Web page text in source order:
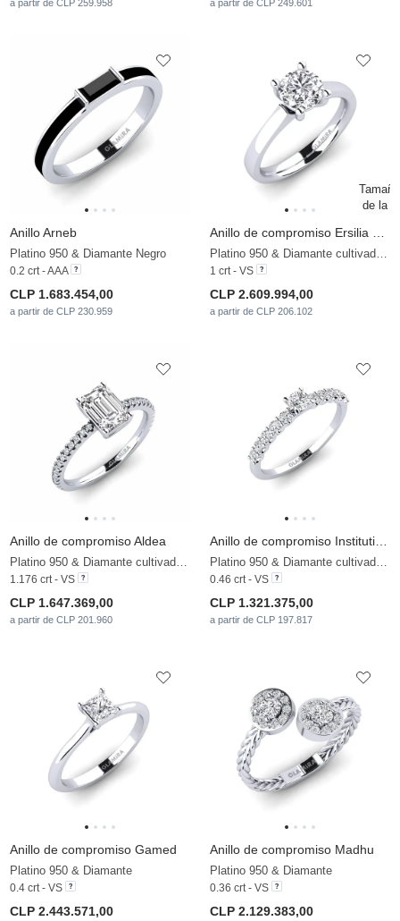
a partir de CLP 259.958 a partir de CLP 249.601
Anillo Arneb
Platino 950 & Diamante Negro
0.2 crt - AAA
CLP 1.683.454,00
a partir de CLP 230.959
1 crt - VS
CLP 2.609.994,00
a partir de CLP 206.102
Anillo de compromiso Aldea
1.176 crt - VS
CLP 1.647.369,00
a partir de CLP 201.960
0.46 crt - VS
CLP 1.321.375,00
a partir de CLP 197.817
Anillo de compromiso Gamed
Platino 950 & Diamante
0.4 crt - VS
CLP 2.443.571,00
Anillo de compromiso Madhu
Platino 950 & Diamante
0.36 crt - VS
CLP 2.129.383,00